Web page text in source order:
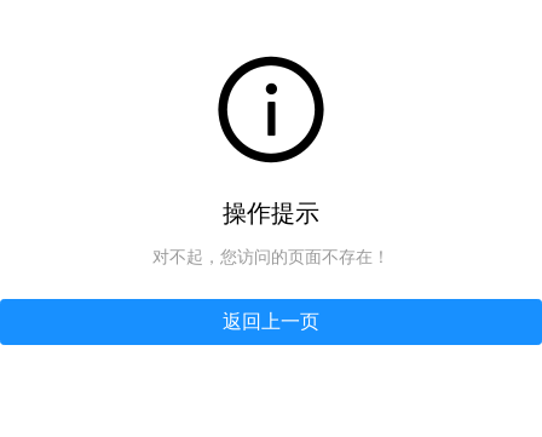
操作提示
对不起，您访问的页面不存在！
返回上一页